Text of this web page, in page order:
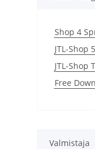
Shop 4
JTL-Shop
JTL-Shop
Free
Valmistaja